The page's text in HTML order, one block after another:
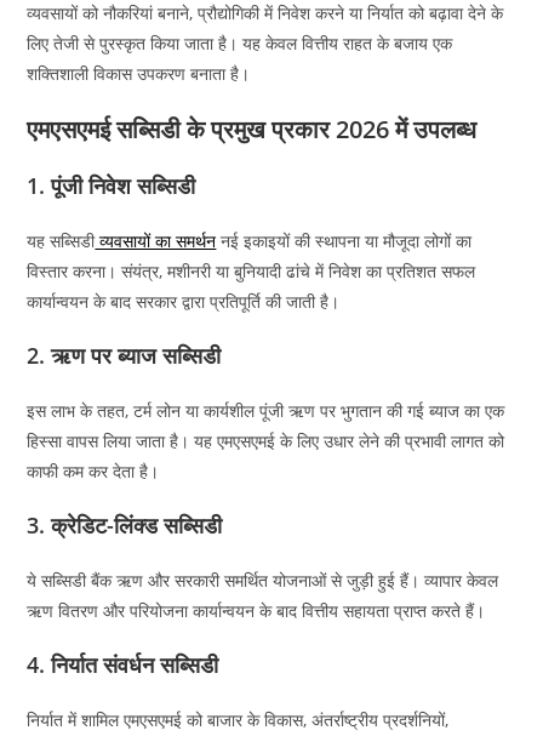
व्यवसायों को नौकरियां बनाने, प्रौद्योगिकी में निवेश करने या निर्यात को बढ़ावा देने के
लिए तेजी से पुरस्कृत किया जाता है। यह केवल वित्तीय राहत के बजाय एक
शक्तिशाली विकास उपकरण बनाता है।
एमएसएमई सब्सिडी के प्रमुख प्रकार 2026 में उपलब्ध
1. पूंजी निवेश सब्सिडी
यह सब्सिडीव्यवसायों का समर्थन नई इकाइयों की स्थापना या मौजूदा लोगों का
विस्तार करना। संयंत्र, मशीनरी या बुनियादी ढांचे में निवेश का प्रतिशत सफल
कार्यान्वयन के बाद सरकार द्वारा प्रतिपूर्ति की जाती है।
2. ऋण पर ब्याज सब्सिडी
इस लाभ के तहत, टर्म लोन या कार्यशील पूंजी ऋण पर भुगतान की गई ब्याज का एक
हिस्सा वापस लिया जाता है। यह एमएसएमई के लिए उधार लेने की प्रभावी लागत को
काफी कम कर देता है।
3. क्रेडिट-लिंक्ड सब्सिडी
ये सब्सिडी बैंक ऋण और सरकारी समर्थित योजनाओं से जुड़ी हुई हैं। व्यापार केवल
ऋण वितरण और परियोजना कार्यान्वयन के बाद वित्तीय सहायता प्राप्त करते हैं।
4. निर्यात संवर्धन सब्सिडी
निर्यात में शामिल एमएसएमई को बाजार के विकास, अंतर्राष्ट्रीय प्रदर्शनियों,